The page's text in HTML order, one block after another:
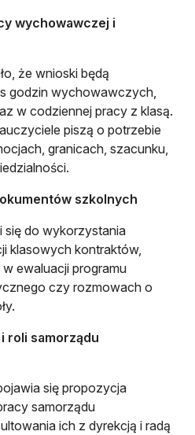
wychowawczej i
że wnioski będą
godzin wychowawczych,
w codziennej pracy z klasą.
piszą o potrzebie
granicach, szacunku,
szkolnych
się do wykorzystania
klasowych kontraktów,
ewaluacji programu
czy rozmowach o
roli samorządu
się propozycja
samorządu
ich z dyrekcją i radą